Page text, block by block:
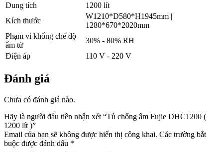
Dung tích
1200 lít
Kích thước
W1210*D580*H1945mm |
1280*670*2020mm
Phạm vi khống chế độ
ẩm từ
30% - 80% RH
Điện áp
110 V - 220 V
Đánh giá
Chưa có đánh giá nào.
Hãy là người đầu tiên nhận xét “Tủ chống ẩm Fujie DHC1200 (
1200 lít )”
Email của bạn sẽ không được hiển thị công khai. Các trường bắt
buộc được đánh dấu *